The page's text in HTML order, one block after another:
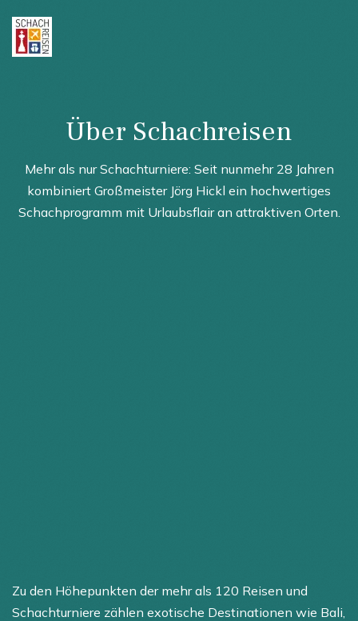
Über Schachreisen
Mehr als nur Schachturniere: Seit nunmehr 28 Jahren
kombiniert Großmeister Jörg Hickl ein hochwertiges
Schachprogramm mit Urlaubsflair an attraktiven Orten.
Zu den Höhepunkten der mehr als 120 Reisen und
Schachturniere zählen exotische Destinationen wie Bali,